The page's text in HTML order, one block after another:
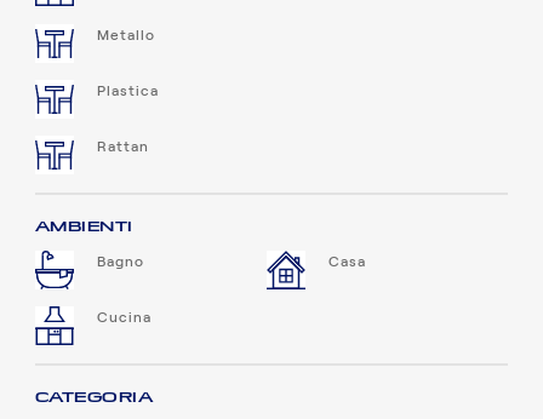
Metallo
Plastica
Rattan
AMBIENTI
Bagno Casa
Cucina
CATEGORIA